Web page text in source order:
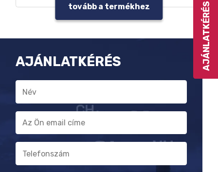
AJÁNLATKÉRÉS
tovább a termékhez
AJÁNLATKÉRÉS
Név
E-
mail
cím
Telefonszám